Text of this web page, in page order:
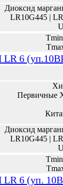
Диоксид
LR10G445 |
6
Первичные
Диоксид
LR10G445 |
6 (уп.